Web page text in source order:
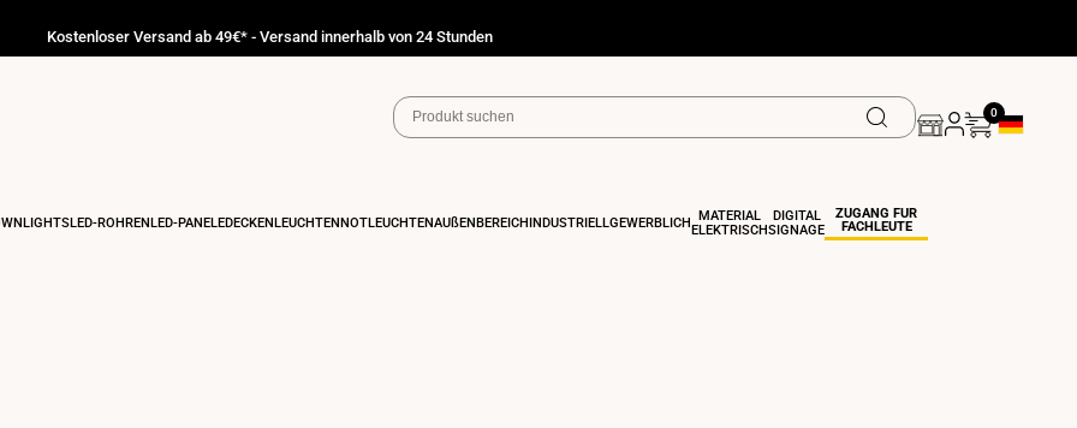
Kostenloser Versand ab 49€* - Versand innerhalb von 24 Stunden
0
LED-RÖHRENLED-PANELEDECKENLEUCHTENNOTLEUCHTENAUßENBEREICHINDUSTRIELL GEWERBLICH MATERIAL
ELEKTRISCH
DIGITAL
SIGNAGE
ZUGANG FÜR
FACHLEUTE